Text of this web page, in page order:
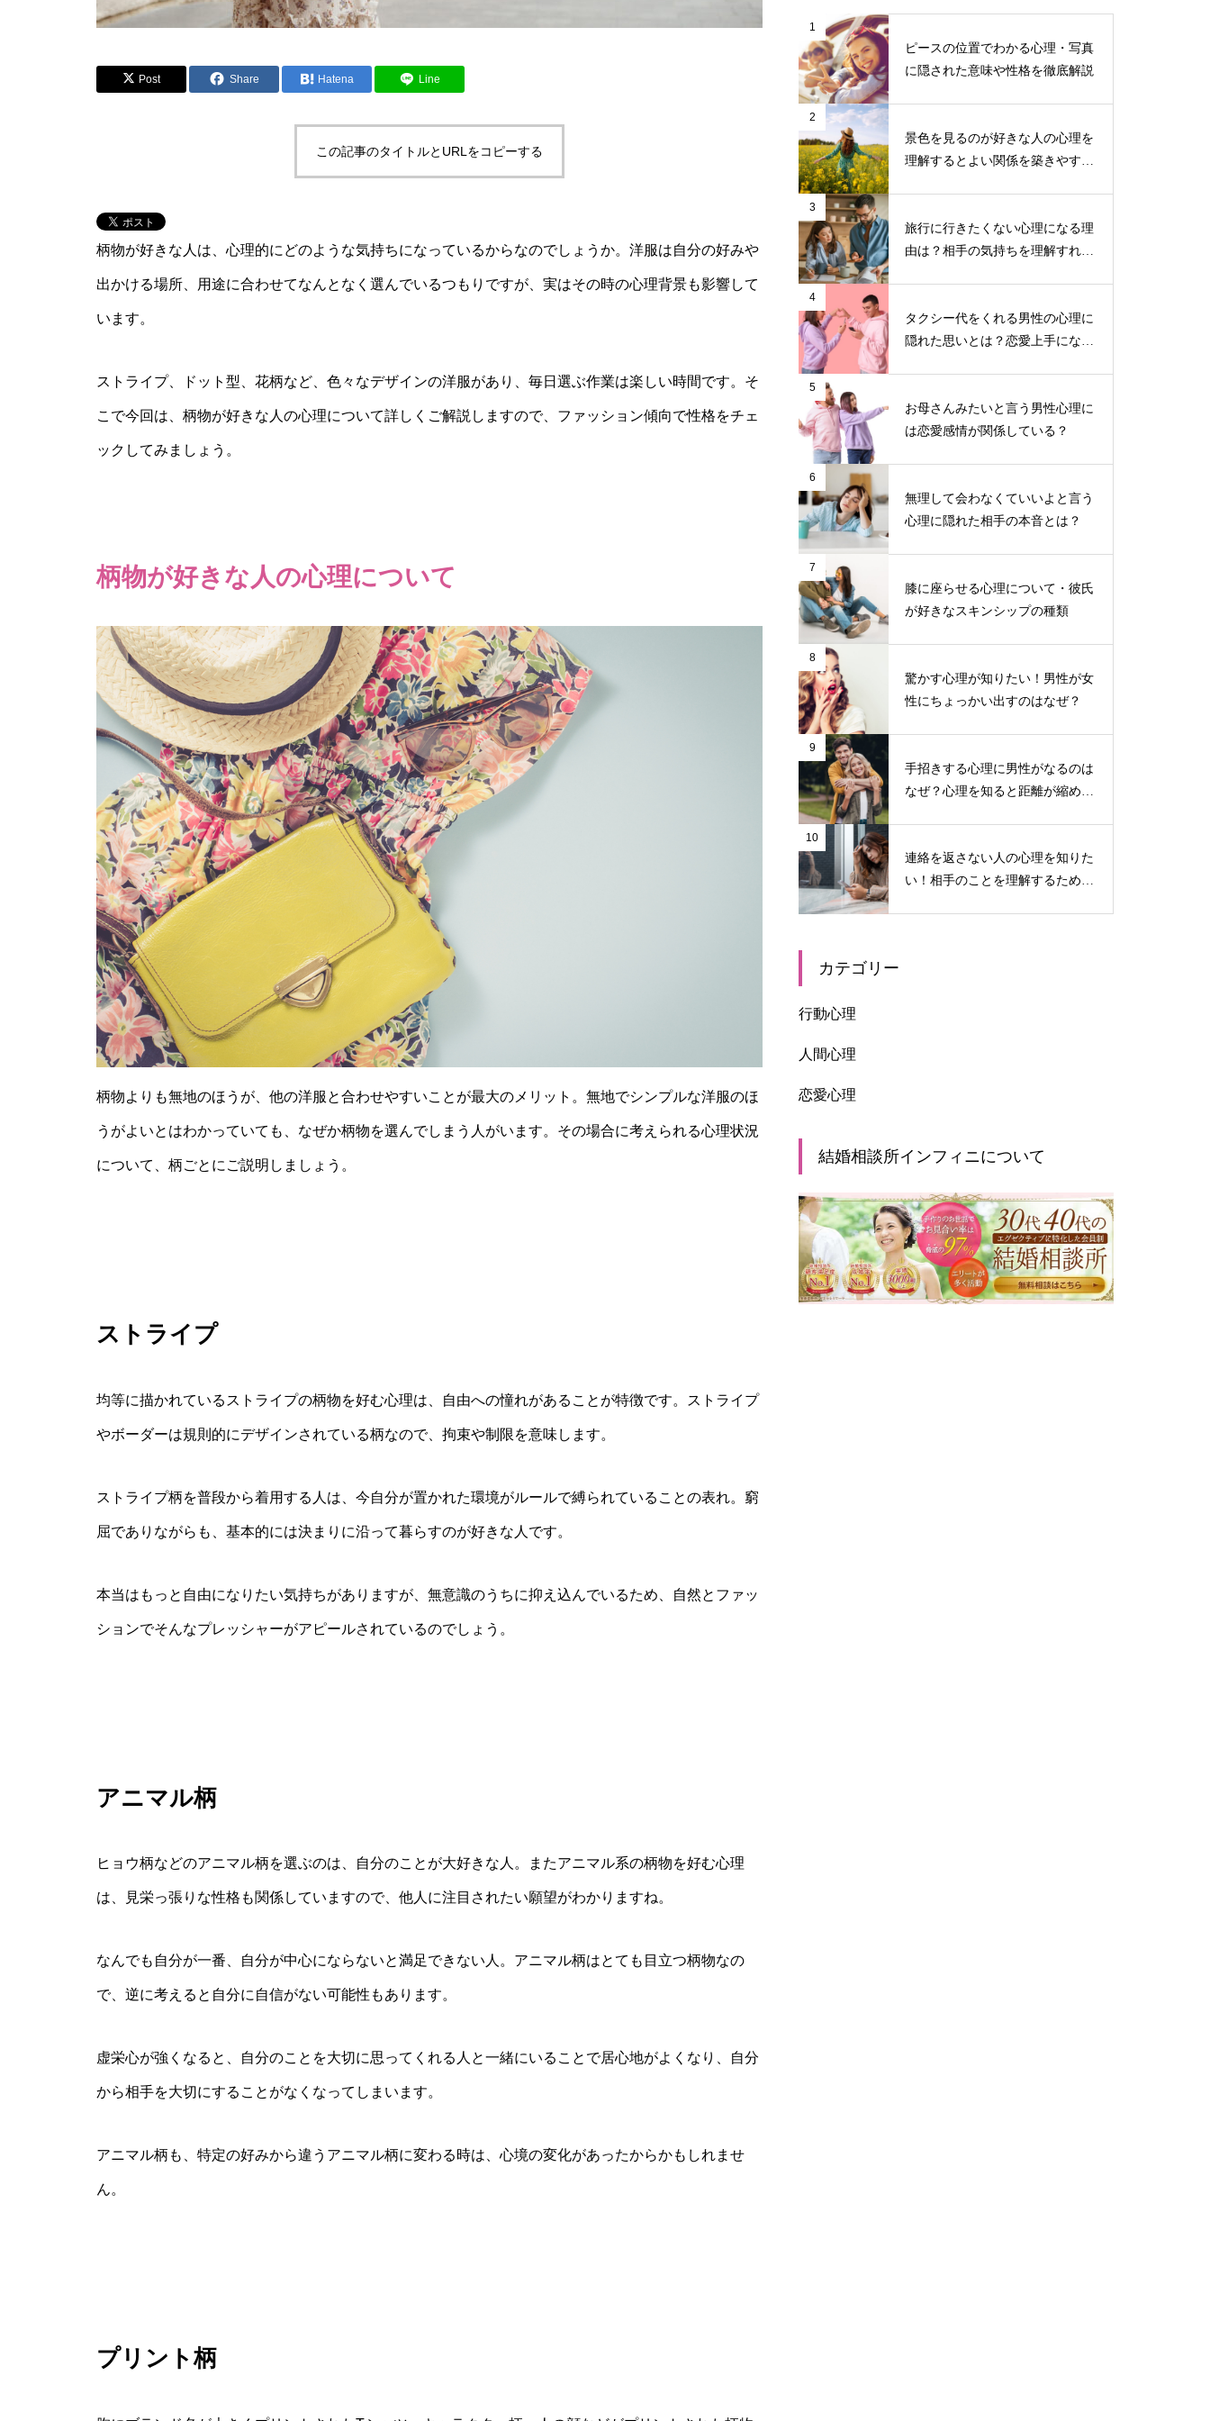
Post Share Hatena Line
この記事のタイトルとURLをコピーする
柄物が好きな人は、心理的にどのような気持ちになっているからなのでしょうか。洋服は自分の好みや
出かける場所、用途に合わせてなんとなく選んでいるつもりですが、実はその時の心理背景も影響して
います。
ストライプ、ドット型、花柄など、色々なデザインの洋服があり、毎日選ぶ作業は楽しい時間です。そ
こで今回は、柄物が好きな人の心理について詳しくご解説しますので、ファッション傾向で性格をチェ
ックしてみましょう。
柄物が好きな人の心理について
柄物よりも無地のほうが、他の洋服と合わせやすいことが最大のメリット。無地でシンプルな洋服のほ
うがよいとはわかっていても、なぜか柄物を選んでしまう人がいます。その場合に考えられる心理状況
について、柄ごとにご説明しましょう。
ストライプ
均等に描かれているストライプの柄物を好む心理は、自由への憧れがあることが特徴です。ストライプ
やボーダーは規則的にデザインされている柄なので、拘束や制限を意味します。
ストライプ柄を普段から着用する人は、今自分が置かれた環境がルールで縛られていることの表れ。窮
屈でありながらも、基本的には決まりに沿って暮らすのが好きな人です。
本当はもっと自由になりたい気持ちがありますが、無意識のうちに抑え込んでいるため、自然とファッ
ションでそんなプレッシャーがアピールされているのでしょう。
アニマル柄
ヒョウ柄などのアニマル柄を選ぶのは、自分のことが大好きな人。またアニマル系の柄物を好む心理
は、見栄っ張りな性格も関係していますので、他人に注目されたい願望がわかりますね。
なんでも自分が一番、自分が中心にならないと満足できない人。アニマル柄はとても目立つ柄物なの
で、逆に考えると自分に自信がない可能性もあります。
虚栄心が強くなると、自分のことを大切に思ってくれる人と一緒にいることで居心地がよくなり、自分
から相手を大切にすることがなくなってしまいます。
アニマル柄も、特定の好みから違うアニマル柄に変わる時は、心境の変化があったからかもしれませ
ん。
プリント柄
1
ピースの位置でわかる心理・写真
に隠された意味や性格を徹底解説
2
景色を見るのが好きな人の心理を
理解するとよい関係を築きやす
3
旅行に行きたくない心理になる理
由は？相手の気持ちを理解すれば
4
タクシー代をくれる男性の心理に
隠れた思いとは？恋愛上手になる
5
お母さんみたいと言う男性心理に
は恋愛感情が関係している？
6
無理して会わなくていいよと言う
心理に隠れた相手の本音とは？
7
膝に座らせる心理について・彼氏
が好きなスキンシップの種類
8
驚かす心理が知りたい！男性が女
性にちょっかい出すのはなぜ？
9
手招きする心理に男性がなるのは
なぜ？心理を知ると距離が縮めや
10
連絡を返さない人の心理を知りた
い！相手のことを理解するための
カテゴリー
行動心理
人間心理
恋愛心理
結婚相談所インフィニについて